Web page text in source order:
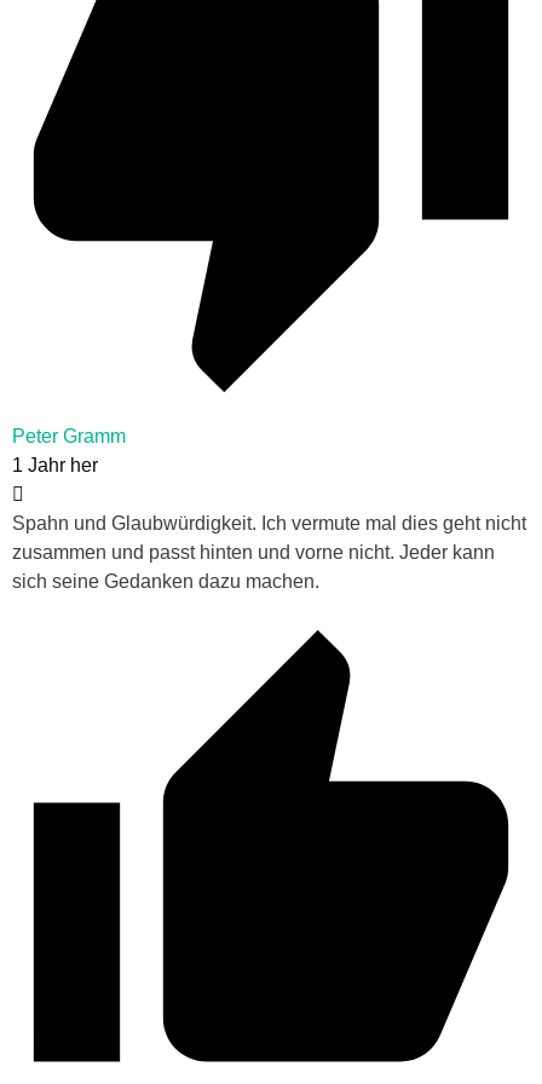
Peter Gramm
1 Jahr her
Spahn und Glaubwürdigkeit. Ich vermute mal dies geht nicht
zusammen und passt hinten und vorne nicht. Jeder kann
sich seine Gedanken dazu machen.